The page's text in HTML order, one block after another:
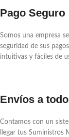
Pago Seguro
Somos una empresa
seguridad de sus
intuitivas y fáciles de
Envíos a
Contamos con un
llegar tus Suministros